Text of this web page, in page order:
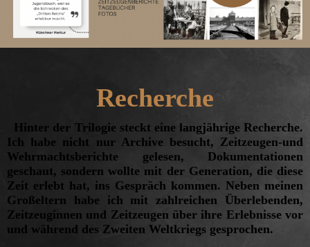
Recherche
Hinter der Trilogie steckt eine langjährige Recherche.
Ich habe nicht nur Archive besucht, Zeitzeugen-und
Wehrmachtsberichte gelesen, Dokumentationen
geschaut, sondern wollte mit der Generation, die diese
Zeit erlebt hat, ins Gespräch kommen. Neben meinen
Großeltern habe ich mit zahlreichen Überlebenden,
Zeitzeuginnen und Zeitzeugen über ihre Erlebnisse vor
und während des Zweiten Weltkriegs gesprochen.